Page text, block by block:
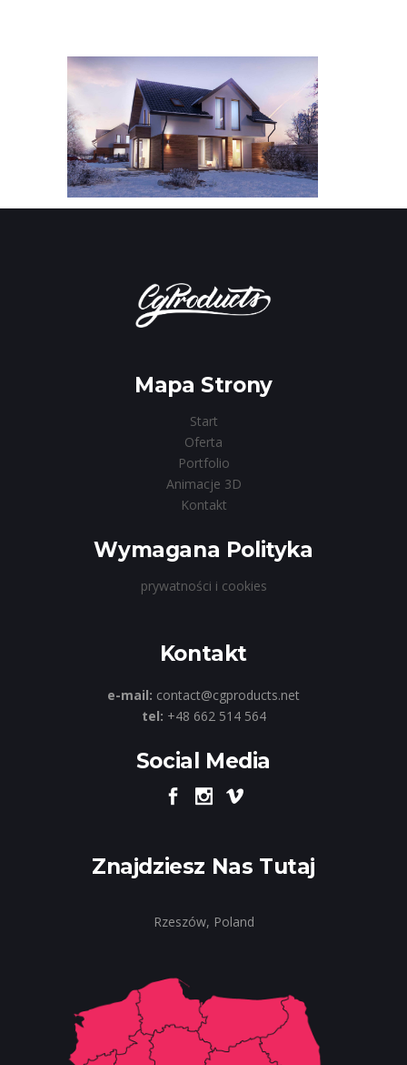
Mapa Strony
Start
Oferta
Portfolio
Animacje 3D
Kontakt
Wymagana Polityka
prywatności i cookies
Kontakt
e-mail: contact@cgproducts.net
tel: +48 662 514 564
Social Media
Znajdziesz Nas Tutaj
Rzeszów, Poland